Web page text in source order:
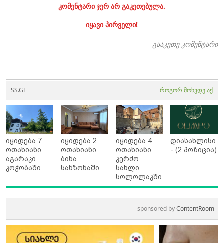
კომენტარი ჯერ არ გაკეთებულა.
იყავი პირველი!
გააკეთე კომენტარი
SS.GE როგორ მოხვდე აქ
იყიდება 7
ოთახიანი
აგარაკი
კოჭობაში
იყიდება 2
ოთახიანი
ბინა
სანზონაში
იყიდება 4
ოთახიანი
კერძო
სახლი
სოლოლაკში
დიასახლისი
- (2 პოზიცია)
sponsored byContentRoom